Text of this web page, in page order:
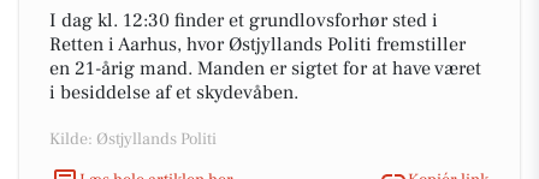
I dag kl. 12:30 finder et grundlovsforhør sted i
Retten i Aarhus, hvor Østjyllands Politi fremstiller
en 21-årig mand. Manden er sigtet for at have været
i besiddelse af et skydevåben.
Kilde: Østjyllands Politi